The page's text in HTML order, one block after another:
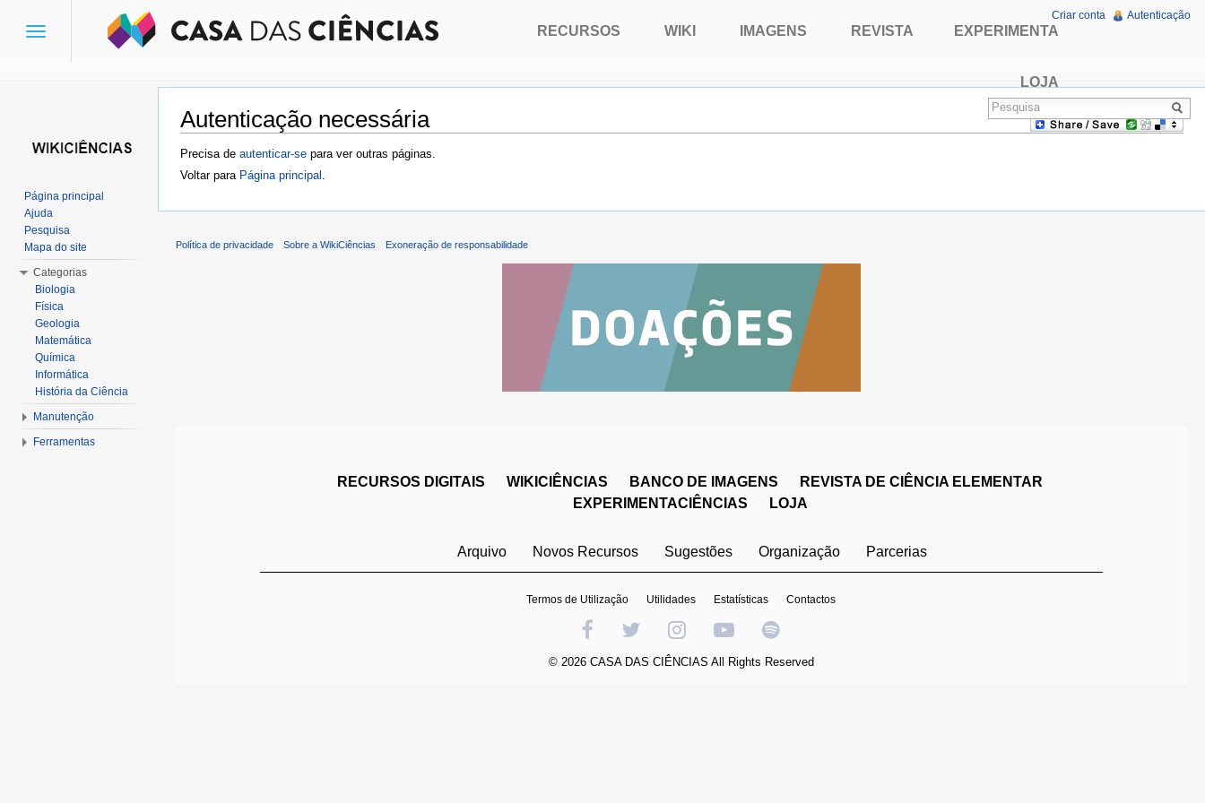
Autenticação necessária
Ir para:navegação,pesquisa
Precisa de autenticar-se para ver outras páginas.
Voltar para Página principal
Toggle
RECURSOS WIKI IMAGENS REVISTA EXPERIMENTA
LOJA
Criar conta Autenticação
Página principal
Ajuda
Pesquisa
Mapa do site
Categorias
Biologia
Física
Geologia
Matemática
Química
Informática
História da Ciência
Manutenção
Ferramentas
Política de privacidade Sobre a WikiCiências Exoneração de responsabilidade
RECURSOS DIGITAIS WIKICIÊNCIAS BANCO DE IMAGENS
REVISTA DE CIÊNCIA ELEMENTAR
EXPERIMENTACIÊNCIAS
LOJA
Arquivo Novos Recursos Sugestões Organização Parcerias
Termos de Utilização Utilidades Estatísticas Contactos
© 2026 CASA DAS CIÊNCIAS All Rights Reserved